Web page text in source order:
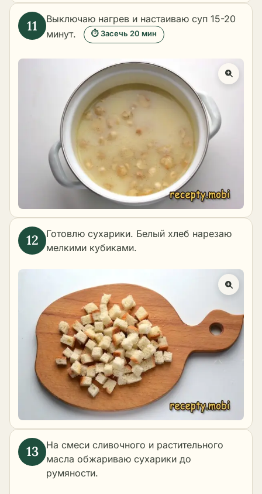
Выключаю нагрев и настаиваю суп 15-20
минут.
⏱ Засечь 20 мин
Готовлю сухарики. Белый хлеб нарезаю
мелкими кубиками.
На смеси сливочного и растительного
масла обжариваю сухарики до
румяности.